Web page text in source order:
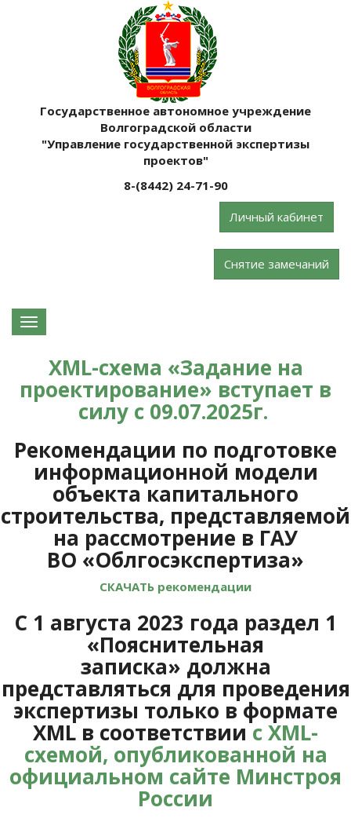
Государственное автономное учреждение
Волгоградской области
"Управление государственной экспертизы
проектов"
8-(8442) 24-71-90
Личный кабинет
Снятие замечаний
Навигация
XML-схема «Задание на
проектирование» вступает в
силу с 09.07.2025г.
Рекомендации по подготовке
информационной модели
объекта капитального
строительства, представляемой
на рассмотрение в ГАУ
ВО «Облгосэкспертиза»
СКАЧАТЬ рекомендации
С 1 августа 2023 года раздел 1
«Пояснительная
записка» должна
представляться для проведения
экспертизы только в формате
XML в соответствиис XML-
схемой, опубликованной на
официальном сайте Минстроя
России